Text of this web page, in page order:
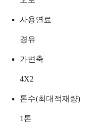
사용연료
경유
가변축
4X2
톤수(최대적재량)
1 톤